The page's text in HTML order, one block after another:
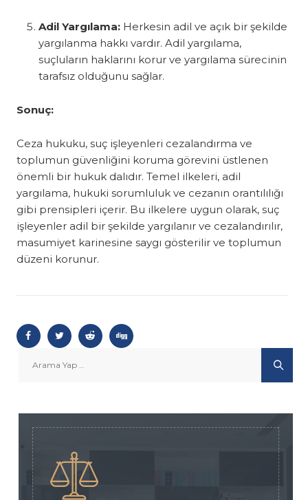
Adil Yargılama:Herkesin adil ve açık bir şekilde
yargılanma hakkı vardır. Adil yargılama,
suçluların haklarını korur ve yargılama sürecinin
tarafsız olduğunu sağlar.
Sonuç:
Ceza hukuku, suç işleyenleri cezalandırma ve
toplumun güvenliğini koruma görevini üstlenen
önemli bir hukuk dalıdır. Temel ilkeleri, adil
yargılama, hukuki sorumluluk ve cezanın orantılılığı
gibi prensipleri içerir. Bu ilkelere uygun olarak, suç
işleyenler adil bir şekilde yargılanır ve cezalandırılır,
masumiyet karinesine saygı gösterilir ve toplumun
düzeni korunur.